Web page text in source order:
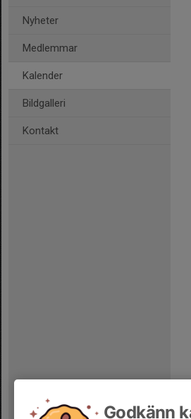
Nyheter
Medlemmar
Kalender
Bildgalleri
Kontakt
Godkänn